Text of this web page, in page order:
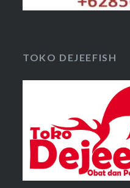
TOKO DEJEEFISH